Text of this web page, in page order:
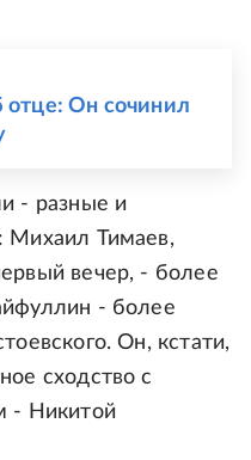
отце: Он сочинил
- разные и
Михаил Тимаев,
вечер, - более
- более
Он, кстати,
сходство с
- Никитой